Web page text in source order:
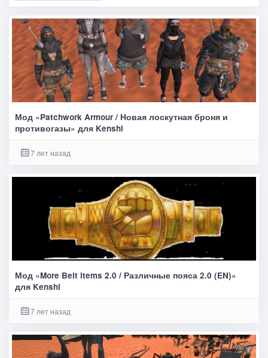
Мод «Patchwork Armour / Новая лоскутная броня и
противогазы» для Kenshi
7 лет назад
Мод «More Belt items 2.0 / Различные пояса 2.0 (EN)»
для Kenshi
7 лет назад